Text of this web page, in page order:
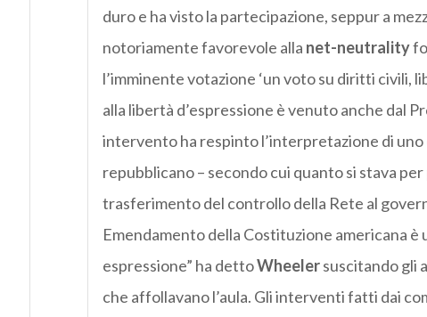
duro e ha visto la partecipazione, seppur a
notoriamente favorevole alla net-neutrality
l’imminente votazione ‘un voto su diritti civili,
alla libertà d’espressione è venuto anche dal
intervento ha respinto l’interpretazione di uno
repubblicano – secondo cui quanto si stava
trasferimento del controllo della Rete al
Emendamento della Costituzione americana
espressione” ha dettoWheelersuscitando gli
che affollavano l’aula. Gli interventi fatti dai